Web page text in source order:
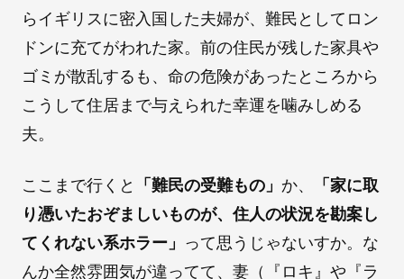
らイギリスに密入国した夫婦が、難民としてロン
ドンに充てがわれた家。前の住民が残した家具や
ゴミが散乱するも、命の危険があったところから
こうして住居まで与えられた幸運を噛みしめる
夫。
ここまで行くと 「難民の受難もの」 か、
「家に取
り憑いたおぞましいものが、住人の状況を勘案し
てくれない系ホラー」 って思うじゃないすか。な
んか全然雰囲気が違ってて、妻（『ロキ』や『ラ